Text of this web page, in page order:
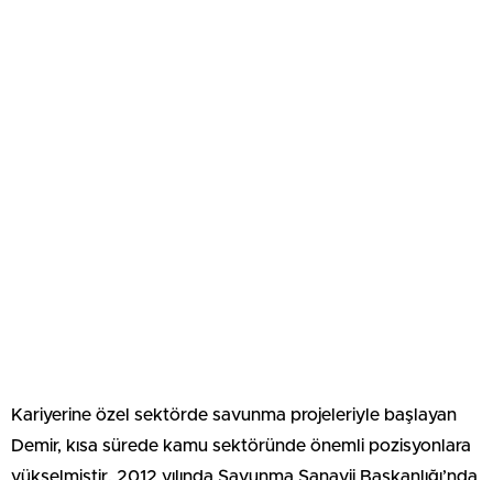
Kariyerine özel sektörde savunma projeleriyle başlayan
Demir, kısa sürede kamu sektöründe önemli pozisyonlara